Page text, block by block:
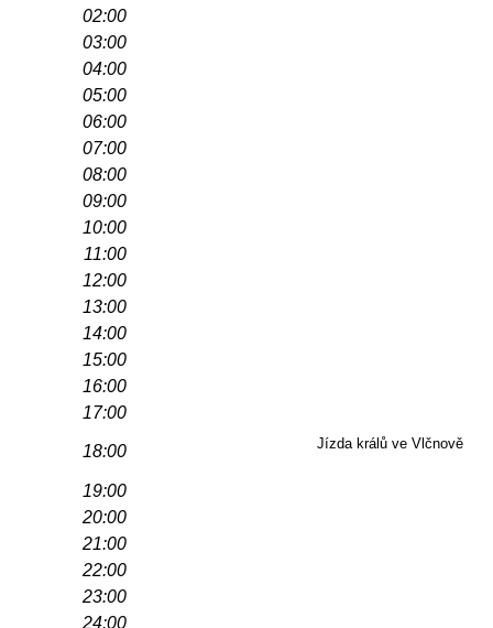
02:00
03:00
04:00
05:00
06:00
07:00
08:00
09:00
10:00
11:00
12:00
13:00
14:00
15:00
16:00
17:00
18:00 Jízda králů ve Vlčnově
19:00
20:00
21:00
22:00
23:00
24:00